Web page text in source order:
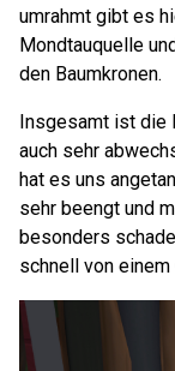
umrahmt gibt es
Mondtauquelle
den Baumkronen.
Insgesamt ist die
auch sehr
hat es uns
sehr beengt und
besonders
schnell von einem